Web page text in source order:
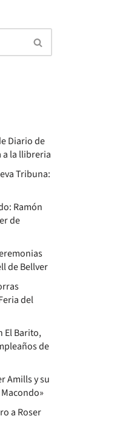
Diario de
a la llibreria
Tribuna:
Ramón
de
de Bellver
del
El Barito,
de
Amills y su
a Roser